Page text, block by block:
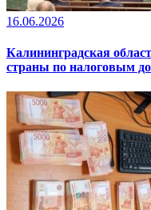
16.06.2026
Калининградская
страны по налоговым